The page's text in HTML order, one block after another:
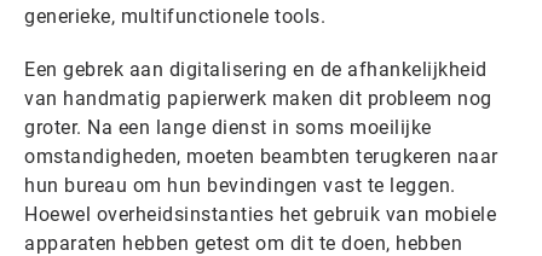
generieke, multifunctionele tools.
Een gebrek aan digitalisering en de afhankelijkheid
van handmatig papierwerk maken dit probleem nog
groter. Na een lange dienst in soms moeilijke
omstandigheden, moeten beambten terugkeren naar
hun bureau om hun bevindingen vast te leggen.
Hoewel overheidsinstanties het gebruik van mobiele
apparaten hebben getest om dit te doen, hebben